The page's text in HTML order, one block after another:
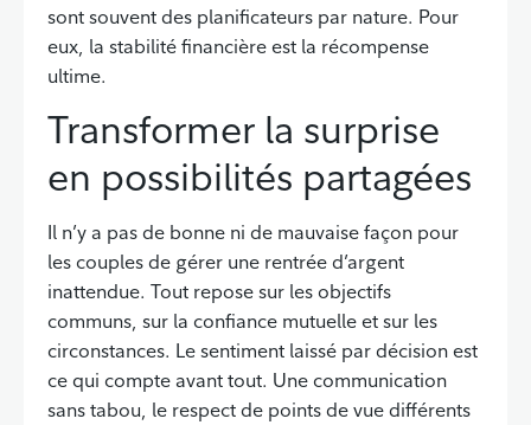
sont souvent des planificateurs par nature. Pour
eux, la stabilité financière est la récompense
ultime.
Transformer la surprise
en possibilités partagées
Il n’y a pas de bonne ni de mauvaise façon pour
les couples de gérer une rentrée d’argent
inattendue. Tout repose sur les objectifs
communs, sur la confiance mutuelle et sur les
circonstances. Le sentiment laissé par décision est
ce qui compte avant tout. Une communication
sans tabou, le respect de points de vue différents